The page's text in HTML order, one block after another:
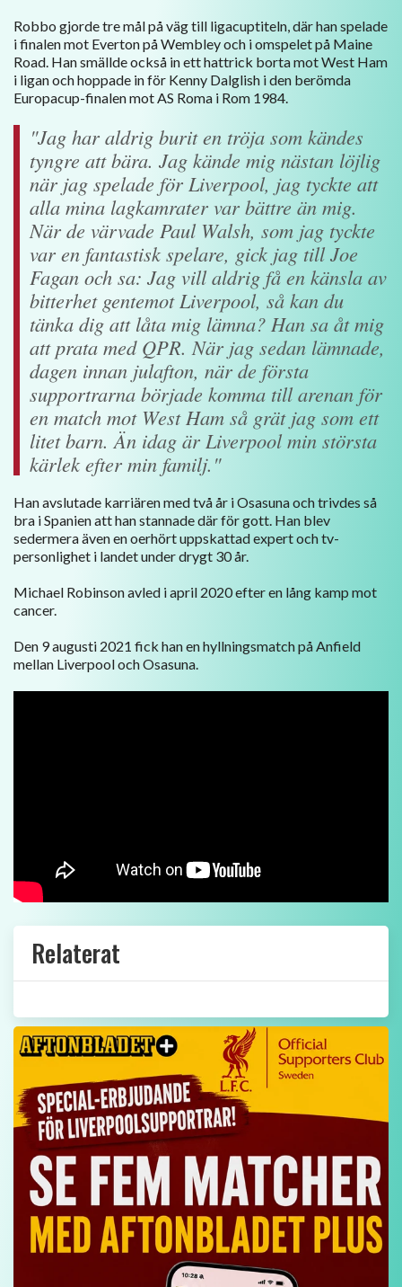
Robbo gjorde tre mål på väg till ligacuptiteln, där han spelade
i finalen mot Everton på Wembley och i omspelet på Maine
Road. Han smällde också in ett hattrick borta mot West Ham
i ligan och hoppade in för Kenny Dalglish i den berömda
Europacup-finalen mot AS Roma i Rom 1984.
"Jag har aldrig burit en tröja som kändes
tyngre att bära. Jag kände mig nästan löjlig
när jag spelade för Liverpool, jag tyckte att
alla mina lagkamrater var bättre än mig.
När de värvade Paul Walsh, som jag tyckte
var en fantastisk spelare, gick jag till Joe
Fagan och sa: Jag vill aldrig få en känsla av
bitterhet gentemot Liverpool, så kan du
tänka dig att låta mig lämna? Han sa åt mig
att prata med QPR. När jag sedan lämnade,
dagen innan julafton, när de första
supportrarna började komma till arenan för
en match mot West Ham så grät jag som ett
litet barn. Än idag är Liverpool min största
kärlek efter min familj."
Han avslutade karriären med två år i Osasuna och trivdes så
bra i Spanien att han stannade där för gott. Han blev
sedermera även en oerhört uppskattad expert och tv-
personlighet i landet under drygt 30 år.
Michael Robinson avled i april 2020 efter en lång kamp mot
cancer.
Den 9 augusti 2021 fick han en hyllningsmatch på Anfield
mellan Liverpool och Osasuna.
Relaterat